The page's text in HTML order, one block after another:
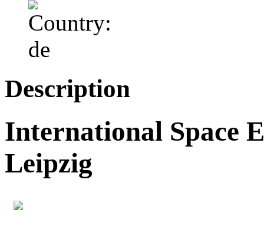
Description
International Space
Leipzig